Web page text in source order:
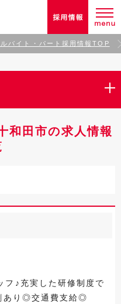
ルバイト・パート採用情報TOP
和田市の求人情報
フ♪充実した研修制度で
あり◎交通費支給◎